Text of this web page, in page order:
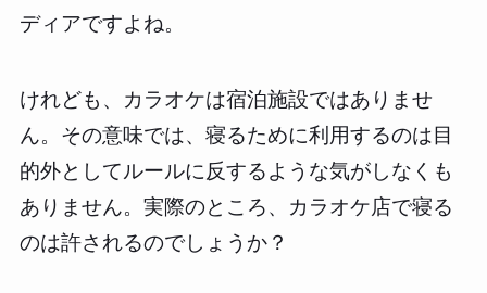
ディアですよね。
けれども、カラオケは宿泊施設ではありませ
ん。その意味では、寝るために利用するのは目
的外としてルールに反するような気がしなくも
ありません。実際のところ、カラオケ店で寝る
のは許されるのでしょうか？